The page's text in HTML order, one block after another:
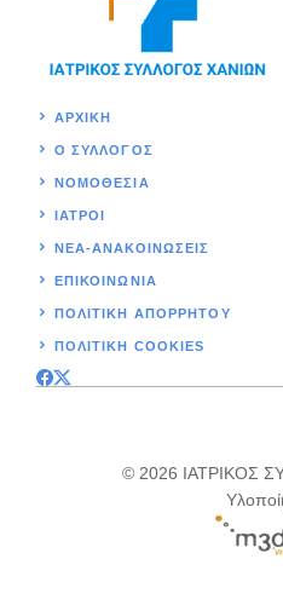
ΑΡΧΙΚΉ
Ο ΣΥΛΛΟΓΟΣ
ΝΟΜΟΘΕΣΊΑ
ΙΑΤΡΟΙ
ΝΕΑ-ΑΝΑΚΟΙΝΩΣΕΙΣ
ΕΠΙΚΟΙΝΩΝΊΑ
ΠΟΛΙΤΙΚΉ ΑΠΟΡΡΗΤΟΥ
ΠΟΛΙΤΙΚΗ COOKIES
© 2026 ΙΑΤΡΙΚΟΣ